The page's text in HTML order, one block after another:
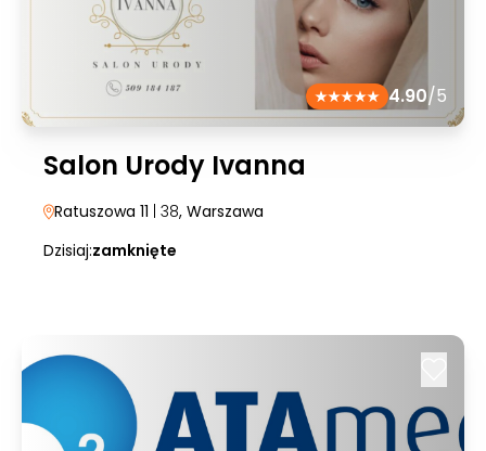
4.90/5
Salon Urody Ivanna
Ratuszowa 11 | 38, Warszawa
Dzisiaj:zamknięte